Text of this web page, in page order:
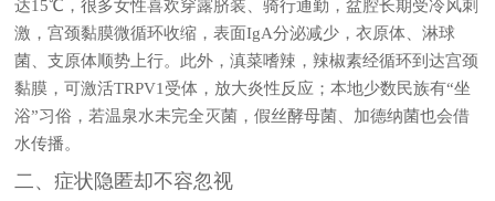
达15℃，很多女性喜欢穿露脐装、骑行通勤，盆腔长期受冷风刺
激，宫颈黏膜微循环收缩，表面IgA分泌减少，衣原体、淋球
菌、支原体顺势上行。此外，滇菜嗜辣，辣椒素经循环到达宫颈
黏膜，可激活TRPV1受体，放大炎性反应；本地少数民族有“坐
浴”习俗，若温泉水未完全灭菌，假丝酵母菌、加德纳菌也会借
水传播。
二、症状隐匿却不容忽视